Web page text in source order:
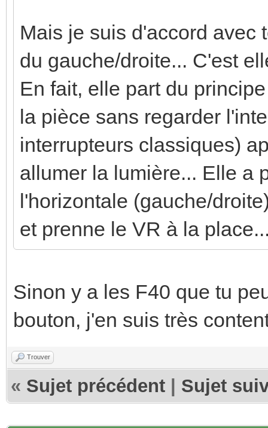
Mais je suis d'accord avec
du gauche/droite... C'est
En fait, elle part du
la pièce sans regarder
interrupteurs classiques)
allumer la lumière... Elle a
l'horizontale (gauche/
et prenne le VR à la
Sinon y a les F40 que tu
bouton, j'en suis très
Trouver
« Sujet précédent Sujet